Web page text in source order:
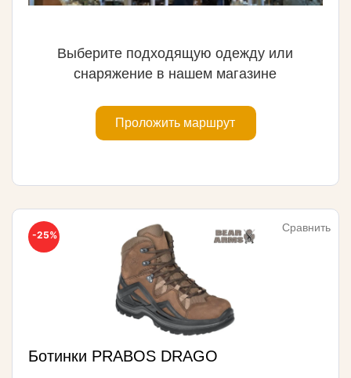
Выберите подходящую одежду или
снаряжение в нашем магазине
Проложить маршрут
-25%
Сравнить
Ботинки PRABOS DRAGO